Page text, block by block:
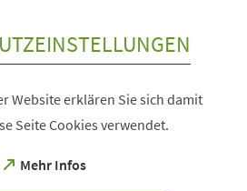
Website erklären Sie sich damit
Seite Cookies verwendet.
Mehr Infos
(Öffnet